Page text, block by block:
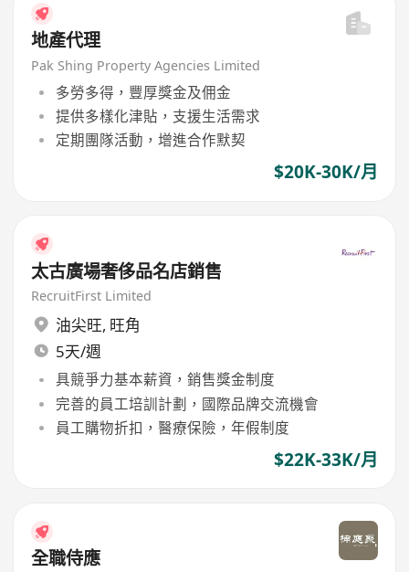
地產代理
Pak Shing Property Agencies Limited
多勞多得，豐厚獎金及佣金
提供多樣化津貼，支援生活需求
定期團隊活動，增進合作默契
$20K-30K/月
太古廣場奢侈品名店銷售
RecruitFirst Limited
油尖旺, 旺角
5天/週
具競爭力基本薪資，銷售獎金制度
完善的員工培訓計劃，國際品牌交流機會
員工購物折扣，醫療保險，年假制度
$22K-33K/月
全職侍應